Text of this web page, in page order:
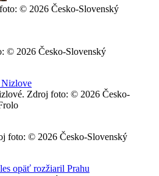
© 2026 Česko-Slovenský
© 2026 Česko-Slovenský
Zdroj foto: © 2026 Česko-
foto: © 2026 Česko-Slovenský